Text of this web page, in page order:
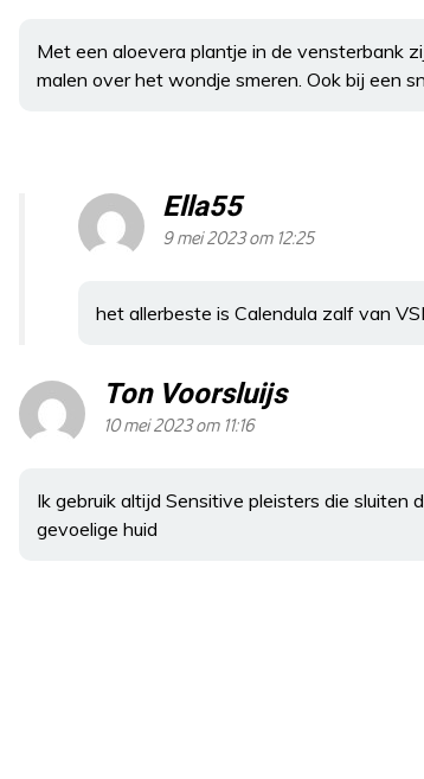
Met een aloevera plantje in de vensterbank
malen over het wondje smeren. Ook bij een
Ella55
9 mei 2023 om 12:25
het allerbeste is Calendula zalf van
Ton Voorsluijs
10 mei 2023 om 11:16
Ik gebruik altijd Sensitive pleisters die
gevoelige huid